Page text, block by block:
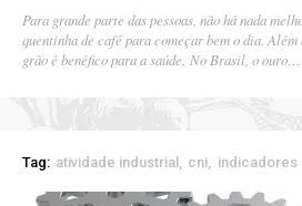
Para grande parte das pessoas, não há nada
quentinha de café para começar bem o dia.
grão é benéfico para a saúde. No Brasil, o ouro…
Tag: atividade industrial cni indicadores